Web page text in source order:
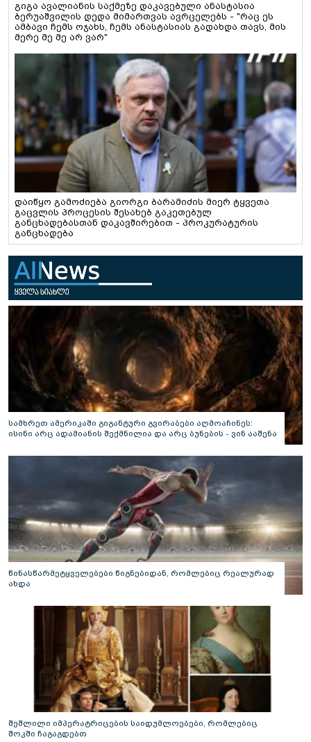
გიგა ავალიანის საქმეზე დაკავებული ანასტასია
ბერუაშვილის დედა მიმართვას ავრცელებს - "რაც ეს
ამბავი ჩემს ოჯახს, ჩემს ანასტასიას გადახდა თავს, მის
მერე მე მე არ ვარ"
დაიწყო გამოძიება გიორგი ბარამიძის მიერ ტყვეთა
გაცვლის პროცესის შესახებ გაკეთებულ
განცხადებასთან დაკავშირებით - პროკურატურის
განცხადება
სამხრეთ ამერიკაში გიგანტური გვირაბები აღმოაჩინეს:
ისინი არც ადამიანის შექმნილია და არც ბუნების - ვინ ააშენა
წინასწარმეტყველებები წიგნებიდან, რომლებიც რეალურად
ახდა
შეშლილი იმპერატრიცების საიდუმლოებები, რომლებიც
შოკში ჩაგაგდებთ